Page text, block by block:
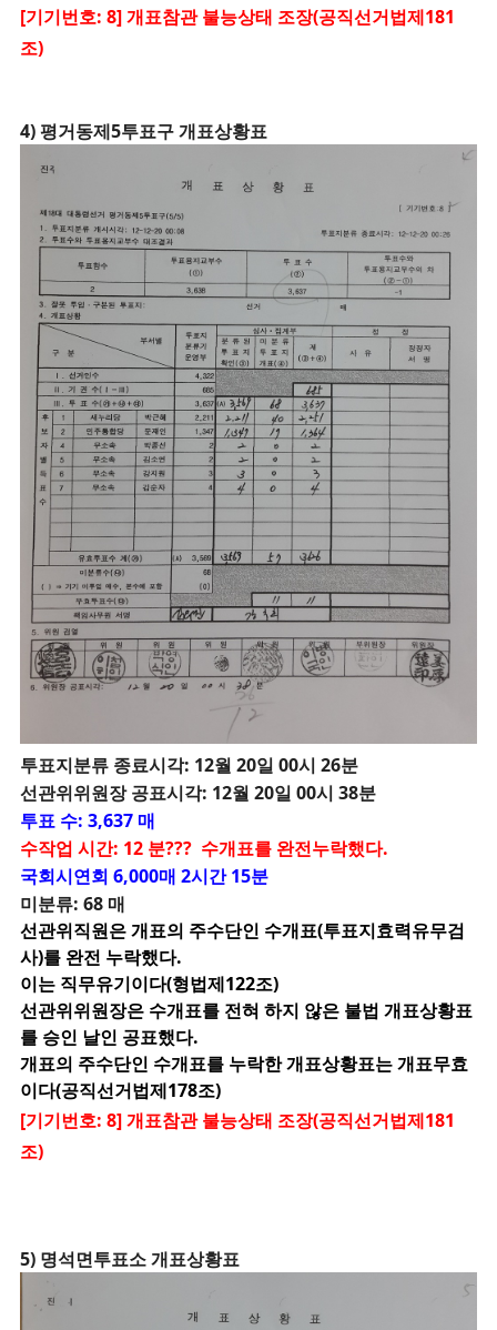
[기기번호: 8] 개표참관 불능상태 조장(공직선거법제181
조)
4) 평거동제5투표구 개표상황표
투표지분류 종료시각: 12월 20일 00시 26분
선관위위원장 공표시각: 12월 20일 00시 38분
투표 수: 3,637 매
수작업 시간: 12 분??? 수개표를 완전누락했다.
국회시연회 6,000매 2시간 15분
미분류: 68 매
선관위직원은 개표의 주수단인 수개표(투표지효력유무검
사)를 완전 누락했다.
이는 직무유기이다(형법제122조)
선관위위원장은 수개표를 전혀 하지 않은 불법 개표상황표
를 승인 날인 공표했다.
개표의 주수단인 수개표를 누락한 개표상황표는 개표무효
이다(공직선거법제178조)
[기기번호: 8] 개표참관 불능상태 조장(공직선거법제181
조)
5) 명석면투표소 개표상황표